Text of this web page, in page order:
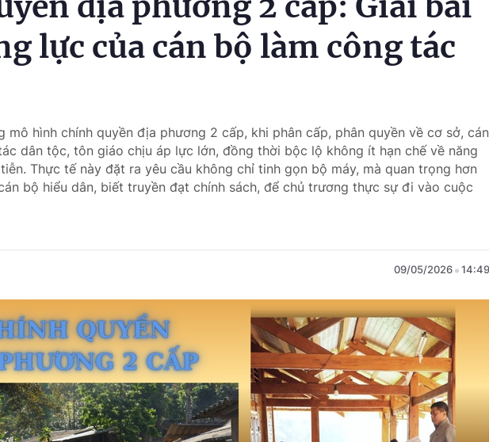
lực của cán bộ làm công tác
mô hình chính quyền địa phương 2 cấp, khi phân cấp, phân quyền về cơ sở, cán
dân tộc, tôn giáo chịu áp lực lớn, đồng thời bộc lộ không ít hạn chế về năng
Thực tế này đặt ra yêu cầu không chỉ tinh gọn bộ máy, mà quan trọng hơn
bộ hiểu dân, biết truyền đạt chính sách, để chủ trương thực sự đi vào cuộc
09/05/2026 14:49